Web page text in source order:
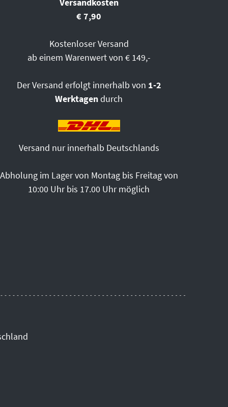
€ 7,90
Kostenloser Versand
ab einem Warenwert von € 149,-
Der Versand erfolgt innerhalb von 1-2
Werktagendurch
Versand nur innerhalb Deutschlands
Abholung im Lager von Montag bis Freitag von
10:00 Uhr bis 17.00 Uhr möglich